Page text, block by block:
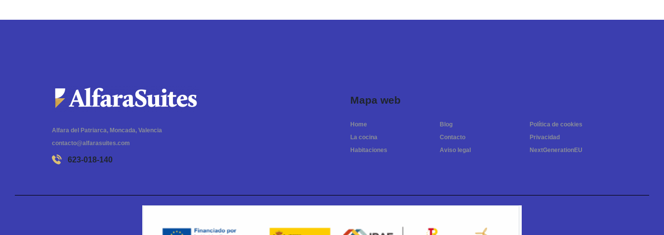
Alfara del Patriarca, Moncada, Valencia
contacto@alfarasuites.com
623-018-140
Mapa web
Home
La cocina
Habitaciones
Blog
Contacto
Aviso legal
Política de cookies
Privacidad
NextGenerationEU